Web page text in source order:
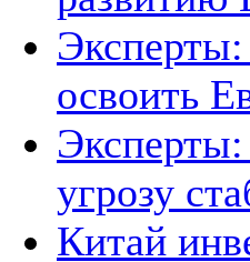
освоить
угрозу
Китай